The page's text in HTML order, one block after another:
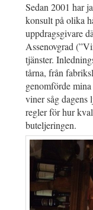
Sedan 2001 har
konsult på olika
uppdragsgivare
Assenovgrad
tjänster.
tårna, från
genomförde
viner såg dagens
regler för hur
buteljeringen.